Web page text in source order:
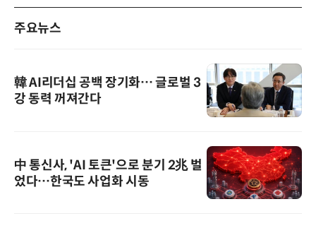
주요뉴스
韓 AI리더십 공백 장기화… 글로벌 3
강 동력 꺼져간다
中 통신사, 'AI 토큰'으로 분기 2兆 벌
었다…한국도 사업화 시동